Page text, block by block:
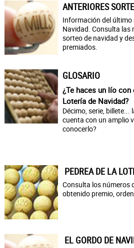
ANTERIORES
Información del
Navidad. Consulta las
sorteo de navidad y
premiados.
GLOSARIO
¿Te haces un lío
Lotería de Navidad?
Décimo, serie,
cuenta con un amplio
conocerlo?
PEDREA DE LA
Consulta los números
obtenido premio,
EL GORDO DE